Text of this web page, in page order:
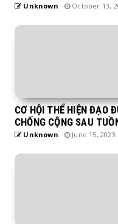
Unknown October 13,
CƠ HỘI THỂ HIỆN ĐẠO
CHỐNG CỘNG SAU
Unknown June 15, 2023